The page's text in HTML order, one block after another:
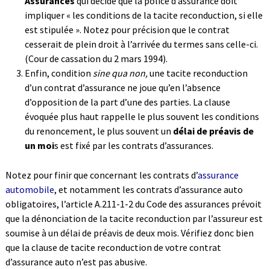
impliquer « les conditions de la tacite reconduction, si elle
est stipulée ». Notez pour précision que le contrat
cesserait de plein droit à l’arrivée du termes sans celle-ci.
(Cour de cassation du 2 mars 1994).
Enfin, condition sine qua non,une tacite reconduction
d’un contrat d’assurance ne joue qu’en l’absence
d’opposition de la part d’une des parties. La clause
évoquée plus haut rappelle le plus souvent les conditions
du renoncement, le plus souvent un délai de préavis de
un mois est fixé par les contrats d’assurances.
Notez pour finir que concernant les contrats d’assurance
automobile, et notamment les contrats d’assurance auto
obligatoires, l’article A.211-1-2 du Code des assurances prévoit
que la dénonciation de la tacite reconduction par l’assureur est
soumise à un délai de préavis de deux mois. Vérifiez donc bien
que la clause de tacite reconduction de votre contrat
d’assurance auto n’est pas abusive.